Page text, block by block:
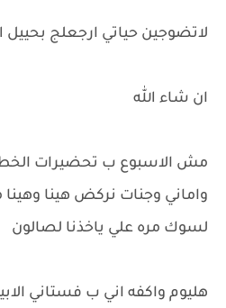
لاتضوجين حياتي ارجعلج بحييل
ان شاء الله
مش الاسبوع ب تحضيرات
واماني وجنات نركض هينا وهينا
لسوك مره علي ياخذنا لصالون
هليوم واكفه اني ب فستاني